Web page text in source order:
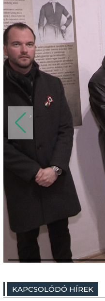
KAPCSOLÓDÓ HÍREK